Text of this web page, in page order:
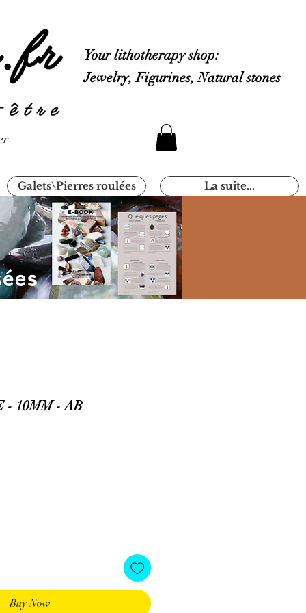
Your lithotherapy shop:
Jewelry, Figurines, Natural stones
Galets\Pierres roulées La suite...
- 10MM - AB
Buy Now